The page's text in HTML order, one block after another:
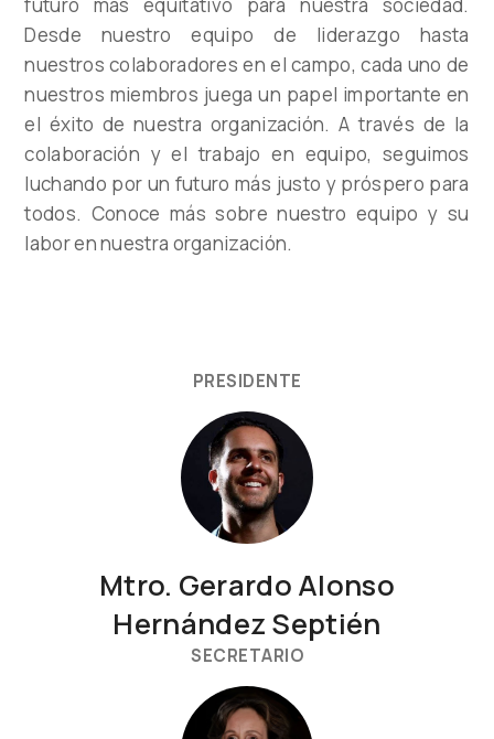
futuro más equitativo para nuestra sociedad.
Desde nuestro equipo de liderazgo hasta
nuestros colaboradores en el campo, cada uno de
nuestros miembros juega un papel importante en
el éxito de nuestra organización. A través de la
colaboración y el trabajo en equipo, seguimos
luchando por un futuro más justo y próspero para
todos. Conoce más sobre nuestro equipo y su
labor en nuestra organización.
PRESIDENTE
Mtro. Gerardo Alonso
Hernández Septién
SECRETARIO